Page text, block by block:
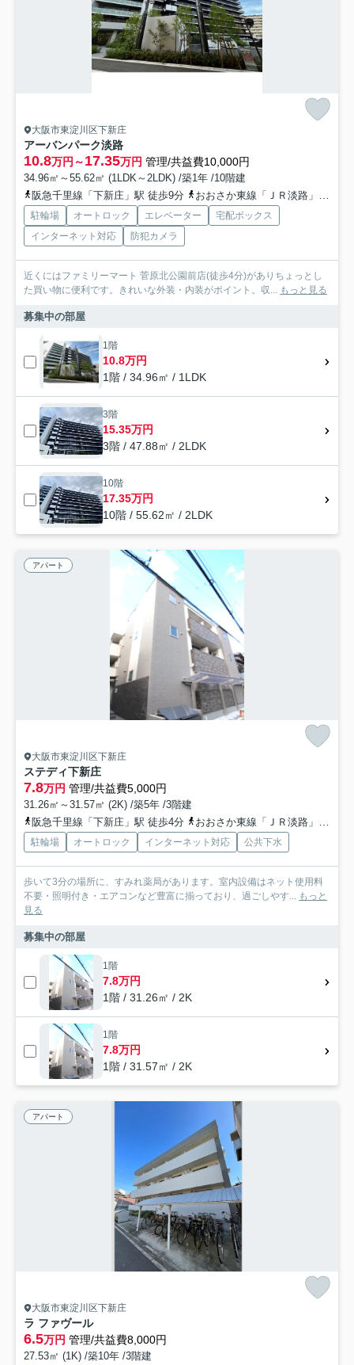
大阪市東淀川区下新庄
アーバンパーク淡路
10.8万円～17.35万円 管理/共益費10,000円
34.96㎡～55.62㎡ (1LDK～2LDK) /築1年 /10階建
阪急千里線「下新庄」駅 徒歩9分
おおさか東線「ＪＲ淡路」駅 徒歩8分
駐輪場 オートロック エレベーター
宅配ボックス
インターネット対応
防犯カメラ
近くにはファミリーマート 菅原北公園前店(徒歩4分)がありちょっとし
た買い物に便利です。きれいな外装・内装がポイント。収... もっと見る
募集中の部屋
1階
10.8万円
1階 / 34.96㎡ / 1LDK
3階
15.35万円
3階 / 47.88㎡ / 2LDK
10階
17.35万円
10階 / 55.62㎡ / 2LDK
アパート
大阪市東淀川区下新庄
ステディ下新庄
7.8万円 管理/共益費5,000円
31.26㎡～31.57㎡ (2K) /築5年 /3階建
阪急千里線「下新庄」駅 徒歩4分
おおさか東線「ＪＲ淡路」駅 徒歩13分
駐輪場 オートロック インターネット対応 公共下水
歩いて3分の場所に、すみれ薬局があります。室内設備はネット使用料
不要・照明付き・エアコンなど豊富に揃っており、過ごしやす... もっと
見る
募集中の部屋
1階
7.8万円
1階 / 31.26㎡ / 2K
1階
7.8万円
1階 / 31.57㎡ / 2K
アパート
大阪市東淀川区下新庄
ラ ファヴール
6.5万円 管理/共益費8,000円
27.53㎡ (1K) /築10年 /3階建